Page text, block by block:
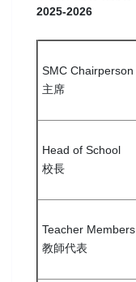
2025-2026
SMC Chairperson
主席
Head of School
校長
Teacher Members
教師代表